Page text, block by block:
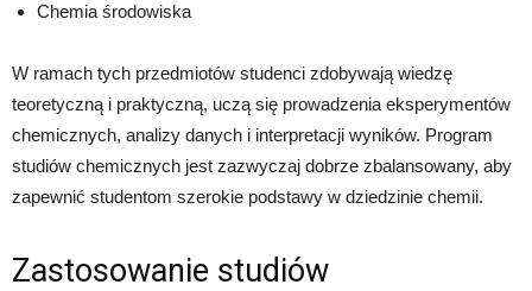
Chemia środowiska
W ramach tych przedmiotów studenci zdobywają wiedzę
teoretyczną i praktyczną, uczą się prowadzenia eksperymentów
chemicznych, analizy danych i interpretacji wyników. Program
studiów chemicznych jest zazwyczaj dobrze zbalansowany, aby
zapewnić studentom szerokie podstawy w dziedzinie chemii.
Zastosowanie studiów